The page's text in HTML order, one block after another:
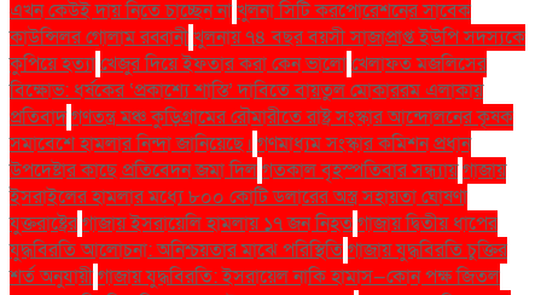
এখন কেউই দায় নিতে চাচ্ছেন নাখুলনা সিটি করপোরেশনের সাবেক
কাউন্সিলর গোলাম রব্বানীখুলনায় ৭৪ বছর বয়সী সাজাপ্রাপ্ত ইউপি সদস্যকে
কুপিয়ে হত্যাখেজুর দিয়ে ইফতার করা কেন ভালোখেলাফত মজলিসের
বিক্ষোভ: ধর্ষকের ‘প্রকাশ্যে শাস্তি’ দাবিতে বায়তুল মোকাররম এলাকায়
প্রতিবাদগণতন্ত্র মঞ্চ কুড়িগ্রামের রৌমারীতে রাষ্ট্র সংস্কার আন্দোলনের কৃষক
সমাবেশে হামলার নিন্দা জানিয়েছে। গণমাধ্যম সংস্কার কমিশন প্রধান
উপদেষ্টার কাছে প্রতিবেদন জমা দিলগতকাল বৃহস্পতিবার সন্ধ্যায়গাজায়
ইসরাইলের হামলার মধ্যে ৮০০ কোটি ডলারের অস্ত্র সহায়তা ঘোষণা
যুক্তরাষ্ট্রেরগাজায় ইসরায়েলি হামলায় ১৭ জন নিহতগাজায় দ্বিতীয় ধাপের
যুদ্ধবিরতি আলোচনা: অনিশ্চয়তার মাঝে পরিস্থিতিগাজায় যুদ্ধবিরতি চুক্তির
শর্ত অনুযায়ীগাজায় যুদ্ধবিরতি: ইসরায়েল নাকি হামাস—কোন পক্ষ জিতল